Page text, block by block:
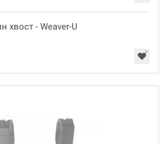
хвост - Weaver-U